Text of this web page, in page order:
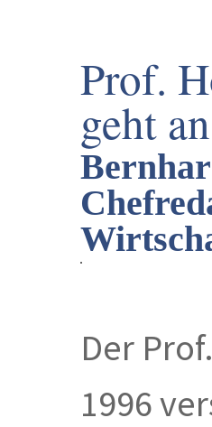
Prof.
geht
Der
1996